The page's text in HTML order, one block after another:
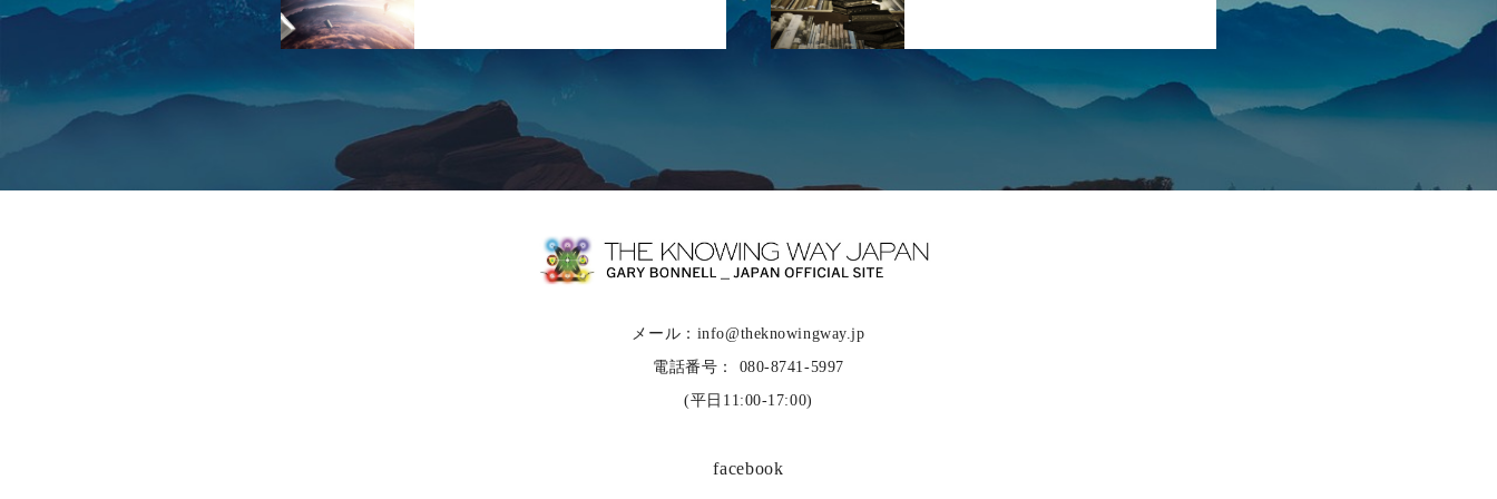
メール：info@theknowingway.jp
電話番号： 080-8741-5997
(平日11:00-17:00)
facebook